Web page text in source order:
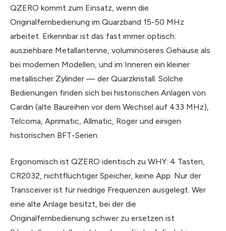
QZERO kommt zum Einsatz, wenn die
Originalfernbedienung im Quarzband 15-50 MHz
arbeitet. Erkennbar ist das fast immer optisch:
ausziehbare Metallantenne, voluminöseres Gehäuse als
bei modernen Modellen, und im Inneren ein kleiner
metallischer Zylinder — der Quarzkristall. Solche
Bedienungen finden sich bei historischen Anlagen von
Cardin (alte Baureihen vor dem Wechsel auf 433 MHz),
Telcoma, Aprimatic, Allmatic, Roger und einigen
historischen BFT-Serien.
Ergonomisch ist QZERO identisch zu WHY: 4 Tasten,
CR2032, nichtflüchtiger Speicher, keine App. Nur der
Transceiver ist für niedrige Frequenzen ausgelegt. Wer
eine alte Anlage besitzt, bei der die
Originalfernbedienung schwer zu ersetzen ist